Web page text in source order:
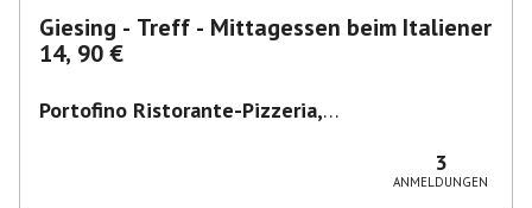
Giesing - Treff - Mittagessen beim Italiener
14, 90 €
Portofino Ristorante-Pizzeria,
3
ANMELDUNGEN